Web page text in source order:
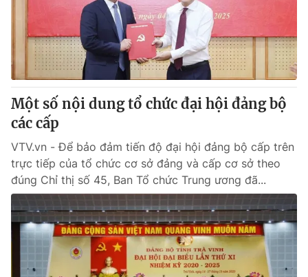
® Cấm sao chép dưới mọi hình thức nếu không có sự chấp
thuận bằng văn bản. Ghi rõ nguồn VTV.vn khi phát hành lại
thông tin từ website này.
Một số nội dung tổ chức đại hội đảng bộ
các cấp
VTV.vn - Để bảo đảm tiến độ đại hội đảng bộ cấp trên
trực tiếp của tổ chức cơ sở đảng và cấp cơ sở theo
đúng Chỉ thị số 45, Ban Tổ chức Trung ương đã...